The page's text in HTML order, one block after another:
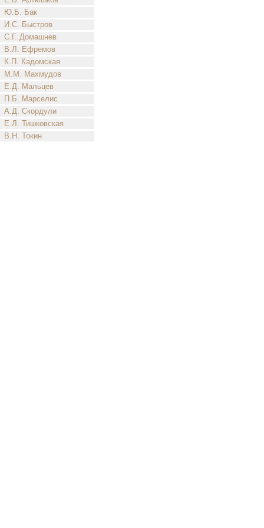
Ю.Б. Бак
И.С. Быстров
С.Г. Домашнев
В.Л. Ефремов
К.П. Кадомская
М.М. Махмудов
Е.Д. Мальцев
П.Б. Марселис
А.Д. Скордули
Е.Л. Тишковская
В.Н. Токин